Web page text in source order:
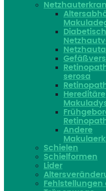
serosa
Hereditäre
Andere
Schielen
Schielformen
Lider
Fehlstellungen